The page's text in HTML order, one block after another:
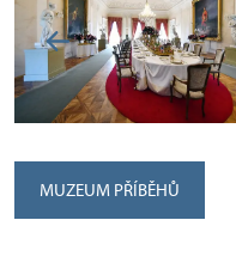
MUZEUM PŘÍBĚHŮ